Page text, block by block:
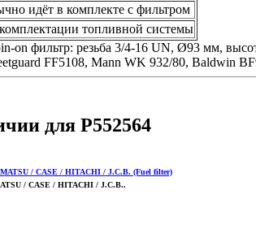
идёт в комплекте с фильтром
топливной системы
on фильтр: резьба 3/4-16 UN, Ø93 мм,
FF5108, Mann WK 932/80, Baldwin
для P552564
/ CASE / HITACHI / J.C.B..